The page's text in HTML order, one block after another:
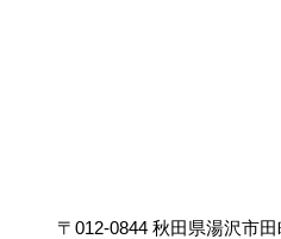
〒012-0844 秋田県湯沢市